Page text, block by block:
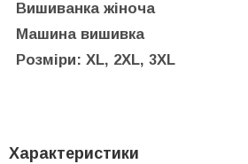
Вишиванка жіноча
Машина вишивка
Розміри: XL, 2XL, 3XL
Характеристики